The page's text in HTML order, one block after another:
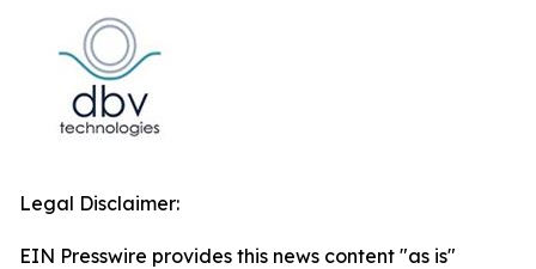
Legal Disclaimer:
EIN Presswire provides this news content "as is"